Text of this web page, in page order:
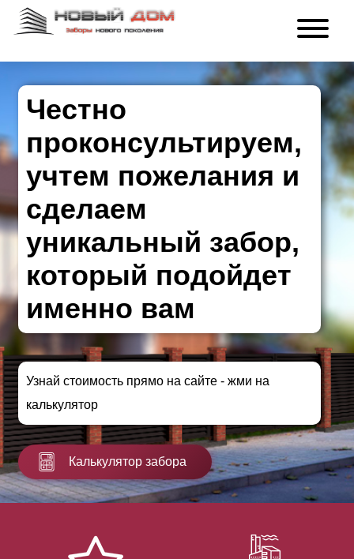
Честно
проконсультируем,
учтем пожелания и
сделаем
уникальный забор,
который подойдет
именно вам
Узнай стоимость прямо на сайте - жми на
калькулятор
Калькулятор забора